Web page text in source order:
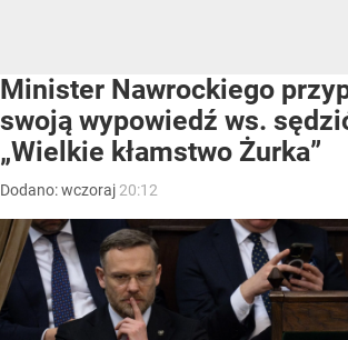
Minister Nawrockiego
swoją wypowiedź ws.
„Wielkie kłamstwo Żurka”
Dodano:wczoraj 20:12